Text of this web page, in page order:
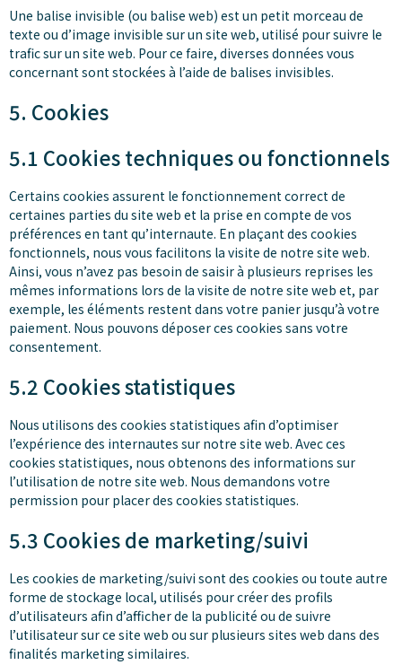
Une balise invisible (ou balise web) est un petit morceau de
texte ou d’image invisible sur un site web, utilisé pour suivre le
trafic sur un site web. Pour ce faire, diverses données vous
concernant sont stockées à l’aide de balises invisibles.
5. Cookies
5.1 Cookies techniques ou fonctionnels
Certains cookies assurent le fonctionnement correct de
certaines parties du site web et la prise en compte de vos
préférences en tant qu’internaute. En plaçant des cookies
fonctionnels, nous vous facilitons la visite de notre site web.
Ainsi, vous n’avez pas besoin de saisir à plusieurs reprises les
mêmes informations lors de la visite de notre site web et, par
exemple, les éléments restent dans votre panier jusqu’à votre
paiement. Nous pouvons déposer ces cookies sans votre
consentement.
5.2 Cookies statistiques
Nous utilisons des cookies statistiques afin d’optimiser
l’expérience des internautes sur notre site web. Avec ces
cookies statistiques, nous obtenons des informations sur
l’utilisation de notre site web. Nous demandons votre
permission pour placer des cookies statistiques.
5.3 Cookies de marketing/suivi
Les cookies de marketing/suivi sont des cookies ou toute autre
forme de stockage local, utilisés pour créer des profils
d’utilisateurs afin d’afficher de la publicité ou de suivre
l’utilisateur sur ce site web ou sur plusieurs sites web dans des
finalités marketing similaires.